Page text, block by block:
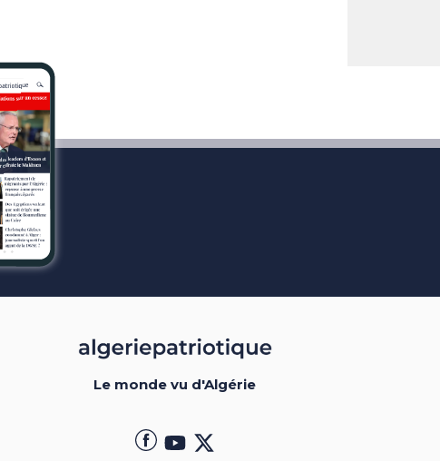
Le monde vu d'Algérie